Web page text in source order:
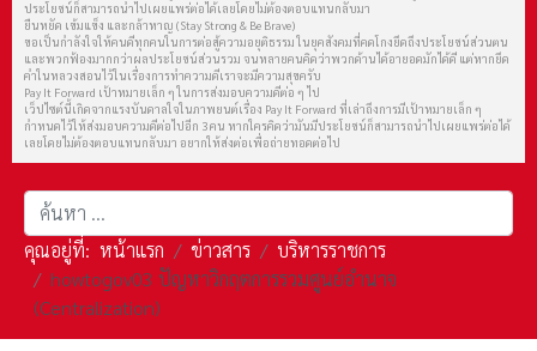
ประโยชน์ก็สามารถนำไปเผยแพร่ต่อได้เลยโดยไม่ต้องตอบแทนกลับมา
ยืนหยัด เข้มแข็ง และกล้าหาญ (Stay Strong & Be Brave)
ขอเป็นกำลังใจให้คนดีทุกคนในการต่อสู้ความอยุติธรรม ในยุคสังคมที่คดโกงยึดถึงประโยชน์ส่วนตน
และพวกฟ้องมากกว่าผลประโยชน์ส่วนรวม จนหลายคนคิดว่าพวกด้านได้อายอดมักได้ดี แต่หากยึด
คำในหลวงสอนไว้ในเรื่องการทำความดีเราจะมีความสุขครับ
Pay It Forward เป้าหมายเล็ก ๆ ในการส่งมอบความดีต่อ ๆ ไป
เว็ปไซต์นี้เกิดจากแรงบันดาลใจในภาพยนต์เรื่อง Pay It Forward ที่เล่าถึงการมีเป้าหมายเล็ก ๆ
กำหนดไว้ให้ส่งมอบความดีต่อไปอีก 3 คน หากใครคิดว่ามันมีประโยชน์ก็สามารถนำไปเผยแพร่ต่อได้
เลยโดยไม่ต้องตอบแทนกลับมา อยากให้ส่งต่อเพื่อถ่ายทอดต่อไป
การค้นหา
คุณอยู่ที่: หน้าแรก ข่าวสาร
บริหารราชการ
howtogov03 ปัญหาวิกฤตการรวมศูนย์อำนาจ
(Centralization)